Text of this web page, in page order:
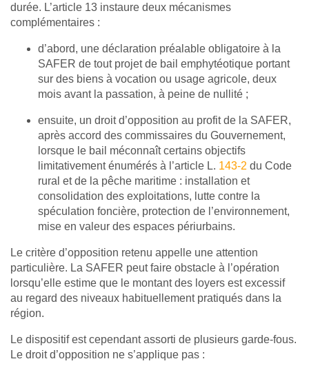
durée. L’article 13 instaure deux mécanismes
complémentaires :
d’abord, une déclaration préalable obligatoire à la
SAFER de tout projet de bail emphytéotique portant
sur des biens à vocation ou usage agricole, deux
mois avant la passation, à peine de nullité ;
ensuite, un droit d’opposition au profit de la SAFER,
après accord des commissaires du Gouvernement,
lorsque le bail méconnaît certains objectifs
limitativement énumérés à l’article L. 143-2 du Code
rural et de la pêche maritime : installation et
consolidation des exploitations, lutte contre la
spéculation foncière, protection de l’environnement,
mise en valeur des espaces périurbains.
Le critère d’opposition retenu appelle une attention
particulière. La SAFER peut faire obstacle à l’opération
lorsqu’elle estime que le montant des loyers est excessif
au regard des niveaux habituellement pratiqués dans la
région.
Le dispositif est cependant assorti de plusieurs garde-fous.
Le droit d’opposition ne s’applique pas :